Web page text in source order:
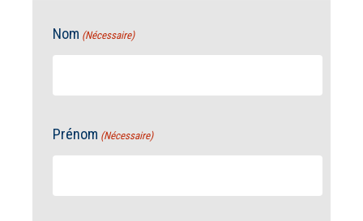
Nom (Nécessaire)
Prénom (Nécessaire)